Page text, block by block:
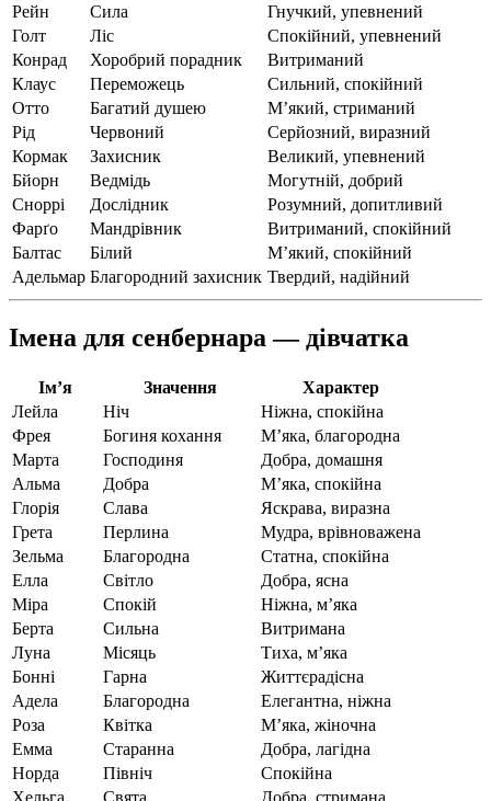
Рейн
Сила
Гнучкий, упевнений
Голт
Ліс
Спокійний, упевнений
Конрад
Хоробрий порадник
Витриманий
Клаус
Переможець
Сильний, спокійний
Отто
Багатий душею
М’який, стриманий
Рід
Червоний
Серйозний, виразний
Кормак
Захисник
Великий, упевнений
Бйорн
Ведмідь
Могутній, добрий
Сноррі
Дослідник
Розумний, допитливий
Фарґо
Мандрівник
Витриманий, спокійний
Балтас
Білий
М’який, спокійний
Адельмар Благородний захисник Твердий, надійний
Імена для сенбернара — дівчатка
Ім’я Значення
Характер
Лейла
Ніч
Ніжна, спокійна
Фрея
Богиня кохання
М’яка, благородна
Марта
Господиня
Добра, домашня
Альма
Добра
М’яка, спокійна
Глорія
Слава
Яскрава, виразна
Грета
Перлина
Мудра, врівноважена
Зельма
Благородна
Статна, спокійна
Елла
Світло
Добра, ясна
Міра
Спокій
Ніжна, м’яка
Берта
Сильна
Витримана
Луна
Місяць
Тиха, м’яка
Бонні
Гарна
Життєрадісна
Адела
Благородна
Елегантна, ніжна
Роза
Квітка
М’яка, жіночна
Емма
Старанна
Добра, лагідна
Норда
Північ
Спокійна
Хельга
Свята
Добра, стримана